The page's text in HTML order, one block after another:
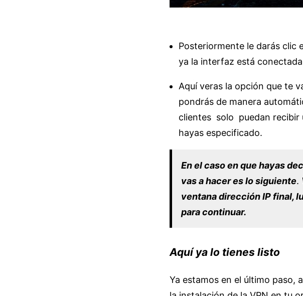
Posteriormente le darás clic
ya la interfaz está
Aquí veras la opción que te
pondrás de manera
clientes solo puedan recibir
hayas especificado.
En el caso en que hayas
vas a hacer es lo siguiente.
ventana dirección IP final,
para continuar.
Aquí ya lo tienes listo
Ya estamos en el último paso,